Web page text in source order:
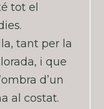
tot el
tant per la
i que
d’un
al costat.